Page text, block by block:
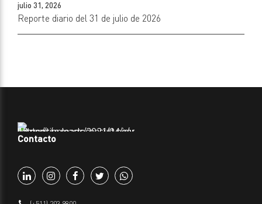
julio 31, 2026
Reporte diario del 31 de julio de 2026
Contacto